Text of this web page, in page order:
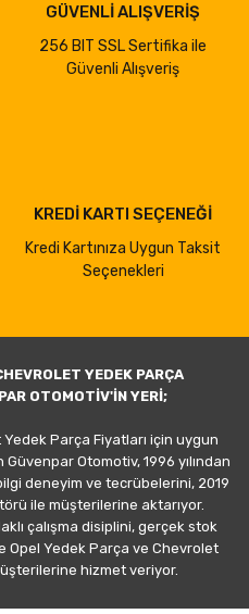
GÜVENLİ ALIŞVERİŞ
256 BIT SSL Sertifika ile
Güvenli Alışveriş
KREDİ KARTI SEÇENEĞİ
Kredi Kartınıza Uygun Taksit
Seçenekleri
YEDEK PARÇA
OTOMOTİV'İN YERİ;
Parça Fiyatları için uygun
Otomotiv, 1996 yılından
deneyim ve tecrübelerini, 2019
ile müşterilerine aktarıyor.
çalışma disiplini, gerçek stok
Opel Yedek Parça ve Chevrolet
hizmet veriyor.